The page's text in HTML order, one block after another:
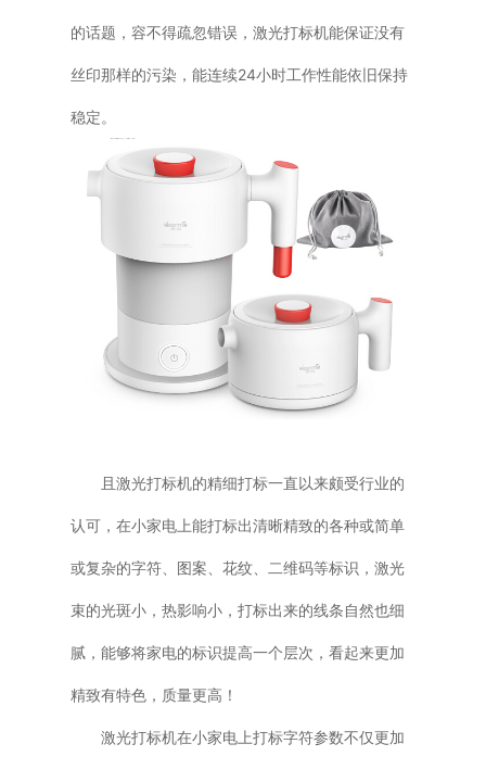
的话题，容不得疏忽错误，激光打标机能保证没有
丝印那样的污染，能连续24小时工作性能依旧保持
稳定。
且激光打标机的精细打标一直以来颇受行业的
认可，在小家电上能打标出清晰精致的各种或简单
或复杂的字符、图案、花纹、二维码等标识，激光
束的光斑小，热影响小，打标出来的线条自然也细
腻，能够将家电的标识提高一个层次，看起来更加
精致有特色，质量更高！
激光打标机在小家电上打标字符参数不仅更加